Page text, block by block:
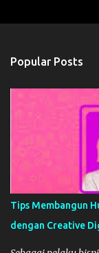
Popular Posts
Tips Membangun
dengan Creative